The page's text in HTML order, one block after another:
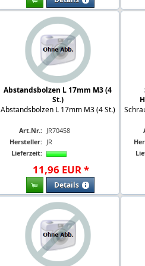
Abstandsbolzen L 17mm M3 (4
St.)
Abstandsbolzen L 17mm M3 (4 St.)
Art.Nr.: JR70458
Hersteller: JR
Lieferzeit:
11,96 EUR*
Details